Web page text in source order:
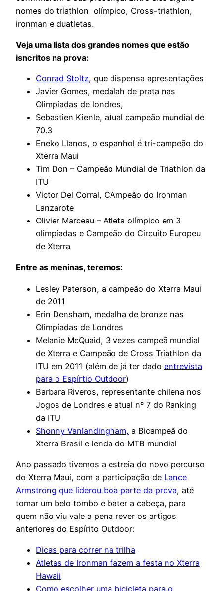
nomes do triathlon olímpico, Cross-triathlon,
ironman e duatletas.
Veja uma lista dos grandes nomes que estão
isncritos na prova:
Conrad Stoltz, que dispensa apresentações
Javier Gomes, medalah de prata nas
Olimpíadas de londres,
Sebastien Kienle, atual campeão mundial de
70.3
Eneko Llanos, o espanhol é tri-campeão do
Xterra Maui
Tim Don – Campeão Mundial de Triathlon da
ITU
Victor Del Corral, CAmpeão do Ironman
Lanzarote
Olivier Marceau – Atleta olímpico em 3
olimpíadas e Campeão do Circuito Europeu
de Xterra
Entre as meninas, teremos:
Lesley Paterson, a campeão do Xterra Maui
de 2011
Erin Densham, medalha de bronze nas
Olimpíadas de Londres
Melanie McQuaid, 3 vezes campeã mundial
de Xterra e Campeão de Cross Triathlon da
ITU em 2011 (além de já ter dado entrevista
para o Espírtio Outdoor)
Barbara Riveros, representante chilena nos
Jogos de Londres e atual nº 7 do Ranking
da ITU
Shonny Vanlandingham, a Bicampeã do
Xterra Brasil e lenda do MTB mundial
Ano passado tivemos a estreia do novo percurso
do Xterra Maui, com a participação de Lance
Armstrong que liderou boa parte da prova, até
tomar um belo tombo e bater a cabeça, para
quem não viu vale a pena rever os artigos
anteriores do Espírito Outdoor:
Dicas para correr na trilha
Atletas de Ironman fazem a festa no Xterra
Hawaii
Como escolher uma bicicleta para o